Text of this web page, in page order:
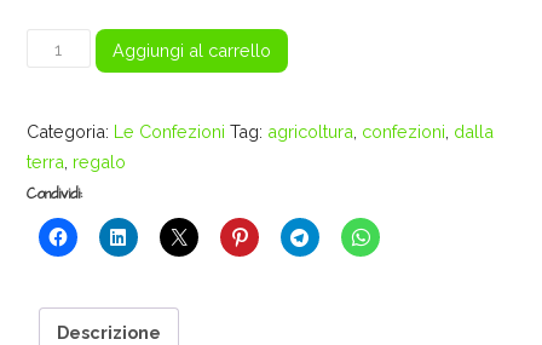
Trifoglio
quantità
Aggiungi al carrello
Categoria: Le Confezioni Tag: agricoltura confezioni dalla
terra regalo
Condividi:
Descrizione